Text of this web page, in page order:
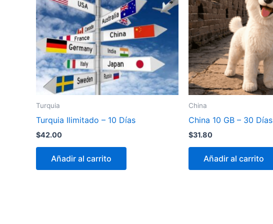
Turquia
Turquia Ilimitado – 10 Días
$42.00
Añadir al carrito
China
China 10 GB – 30 Días
$31.80
Añadir al carrito